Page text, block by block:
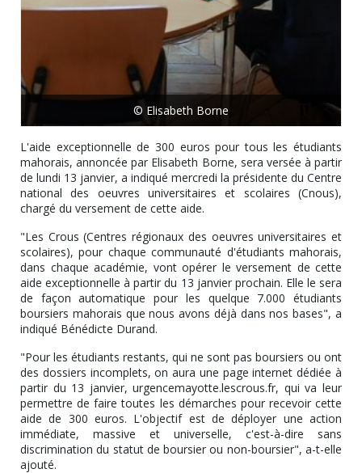
© Elisabeth Borne
L'aide exceptionnelle de 300 euros pour tous les étudiants
mahorais, annoncée par Elisabeth Borne, sera versée à partir
de lundi 13 janvier, a indiqué mercredi la présidente du Centre
national des oeuvres universitaires et scolaires (Cnous),
chargé du versement de cette aide.
"Les Crous (Centres régionaux des oeuvres universitaires et
scolaires), pour chaque communauté d'étudiants mahorais,
dans chaque académie, vont opérer le versement de cette
aide exceptionnelle à partir du 13 janvier prochain. Elle le sera
de façon automatique pour les quelque 7.000 étudiants
boursiers mahorais que nous avons déjà dans nos bases", a
indiqué Bénédicte Durand.
"Pour les étudiants restants, qui ne sont pas boursiers ou ont
des dossiers incomplets, on aura une page internet dédiée à
partir du 13 janvier, urgencemayotte.lescrous.fr, qui va leur
permettre de faire toutes les démarches pour recevoir cette
aide de 300 euros. L'objectif est de déployer une action
immédiate, massive et universelle, c'est-à-dire sans
discrimination du statut de boursier ou non-boursier", a-t-elle
ajouté.